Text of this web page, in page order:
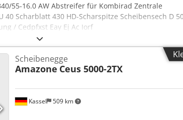
55-16.0 AW Abstreifer für Kombirad Zentrale
Scharblatt 430 HD-Scharspitze Scheibensech D
/ Cedpfxst Eay Ej Ac Iorf
Kassel 509 km
Scheibenegge
Amazone Ceus 5000-2TX